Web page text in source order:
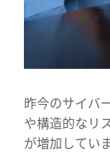
昨今のサイバ
や構造的なリ
が増加していま